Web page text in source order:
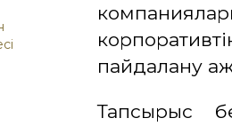
пайдалану
Тапсырыс